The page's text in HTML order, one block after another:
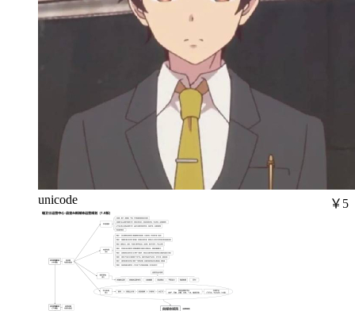
unicode ￥5